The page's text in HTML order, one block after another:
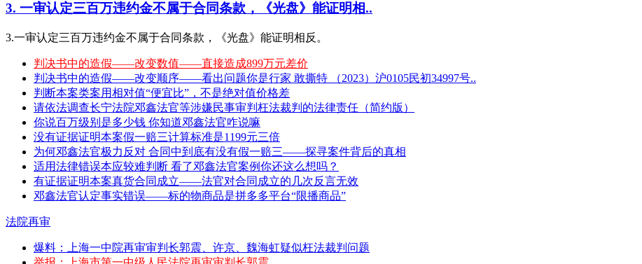
3. 一审认定三百万违约金不属于合同条款，《光盘》能证明相..
3.一审认定三百万违约金不属于合同条款，《光盘》能证明相反。
判决书中的造假——改变数值——直接造成899万元差价
判决书中的造假——改变顺序——看出问题你是行家 敢撕特 （2023）沪0105民初34997号..
判断本案类案用相对值“便宜比”，不是绝对值价格差
请依法调查长宁法院邓鑫法官等涉嫌民事审判枉法裁判的法律责任（简约版）
你说百万级别是多少钱 你知道邓鑫法官咋说嘛
没有证据证明本案假一赔三计算标准是1199元三倍
为何邓鑫法官极力反对 合同中到底有没有假一赔三——探寻案件背后的真相
适用法律错误本应较难判断 看了邓鑫法官案例你还这么想吗？
有证据证明本案真货合同成立——法官对合同成立的几次反言无效
邓鑫法官认定事实错误——标的物商品是拼多多平台“限播商品”
法院再审
爆料：上海一中院再审审判长郭震、许京、魏海虹疑似枉法裁判问题